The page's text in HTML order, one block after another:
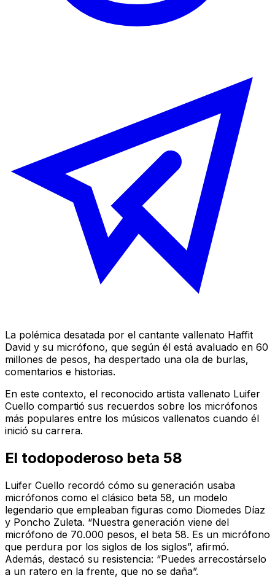
La polémica desatada por el cantante vallenato Haffit
David y su micrófono, que según él está avaluado en 60
millones de pesos, ha despertado una ola de burlas,
comentarios e historias.
En este contexto, el reconocido artista vallenato Luifer
Cuello compartió sus recuerdos sobre los micrófonos
más populares entre los músicos vallenatos cuando él
inició su carrera.
El todopoderoso beta 58
Luifer Cuello recordó cómo su generación usaba
micrófonos como el clásico beta 58, un modelo
legendario que empleaban figuras como Diomedes Díaz
y Poncho Zuleta. “Nuestra generación viene del
micrófono de 70.000 pesos, el beta 58. Es un micrófono
que perdura por los siglos de los siglos”, afirmó.
Además, destacó su resistencia: “Puedes arrecostárselo
a un ratero en la frente, que no se daña”.